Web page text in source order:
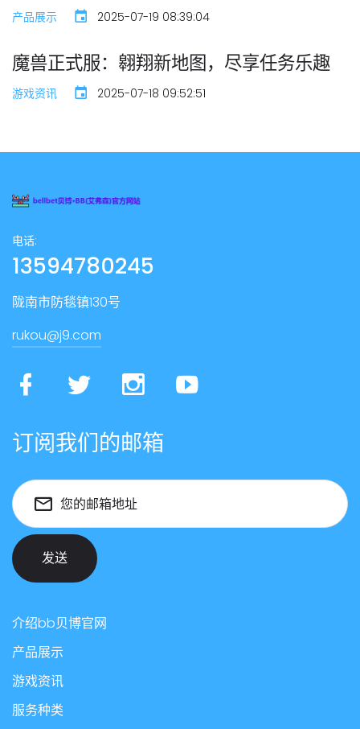
产品展示 2025-07-19 08:39:04
魔兽正式服：翱翔新地图，尽享任务乐趣
游戏资讯 2025-07-18 09:52:51
电话:
13594780245
陇南市防毯镇130号
rukou@j9.com
订阅我们的邮箱
您的邮箱地址
发送
介绍bb贝博官网
产品展示
游戏资讯
服务种类